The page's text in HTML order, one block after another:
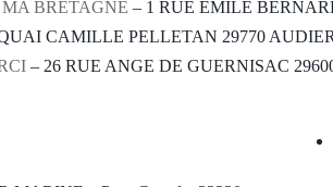
BRETAGNE – 1 RUE EMILE
CAMILLE PELLETAN 29770
– 26 RUE ANGE DE GUERNISAC